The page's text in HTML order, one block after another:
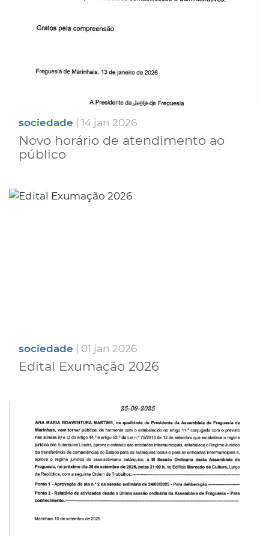
sociedade | 14 jan 2026
Novo horário de atendimento ao
público
sociedade | 01 jan 2026
Edital Exumação 2026